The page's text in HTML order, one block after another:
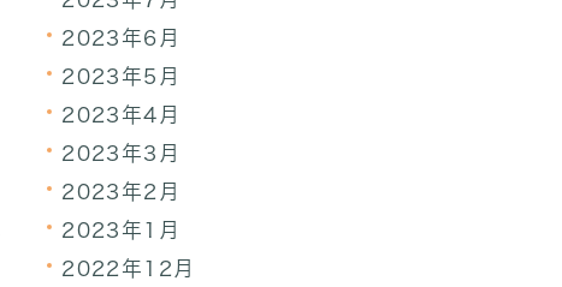
2023年6月
2023年5月
2023年4月
2023年3月
2023年2月
2023年1月
2022年12月